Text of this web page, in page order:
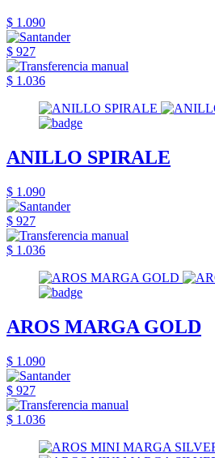
$ 1.090
$ 927
$ 1.036
ANILLO SPIRALE
$ 1.090
$ 927
$ 1.036
AROS MARGA GOLD
$ 1.090
$ 927
$ 1.036